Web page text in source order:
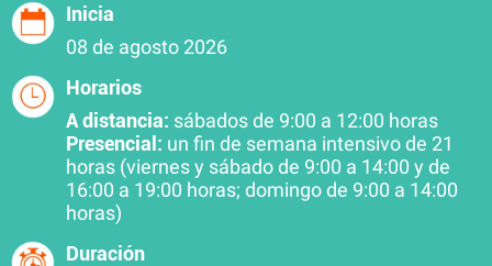
Inicia
08 de agosto 2026
Horarios
A distancia: sábados de 9:00 a 12:00 horas
Presencial: un fin de semana intensivo de 21
horas (viernes y sábado de 9:00 a 14:00 y de
16:00 a 19:00 horas; domingo de 9:00 a 14:00
horas)
Duración